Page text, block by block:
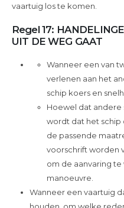
vaartuig los te komen.
Regel 17:
UIT DE WEG GAAT
Wanneer een van
verlenen aan het
schip koers en
Hoewel dat andere
wordt dat het
de passende
voorschrift worden
om de aanvaring
manoeuvre.
Wanneer een vaartuig